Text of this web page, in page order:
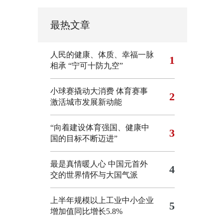
最热文章
人民的健康、体质、幸福一脉
相承 “宁可十防九空” 1
小球赛撬动大消费 体育赛事
激活城市发展新动能
2
“向着建设体育强国、健康中
国的目标不断迈进”
3
最是真情暖人心 中国元首外
交的世界情怀与大国气派
4
上半年规模以上工业中小企业
增加值同比增长5.8%
5